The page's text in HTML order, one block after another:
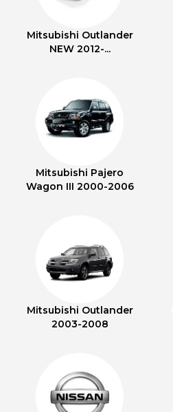
Mitsubishi Outlander
NEW 2012-...
Mitsubishi Pajero
Wagon III 2000-2006
Mitsubishi Outlander
2003-2008